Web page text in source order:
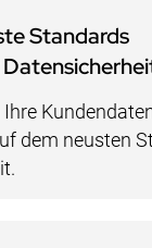
Standards
Ihre
dem neusten